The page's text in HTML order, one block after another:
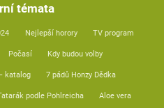
témata
Nejlepší horory TV program
Počasí Kdy budou volby
katalog 7 pádů Honzy Dědka
podle Pohlreicha Aloe vera